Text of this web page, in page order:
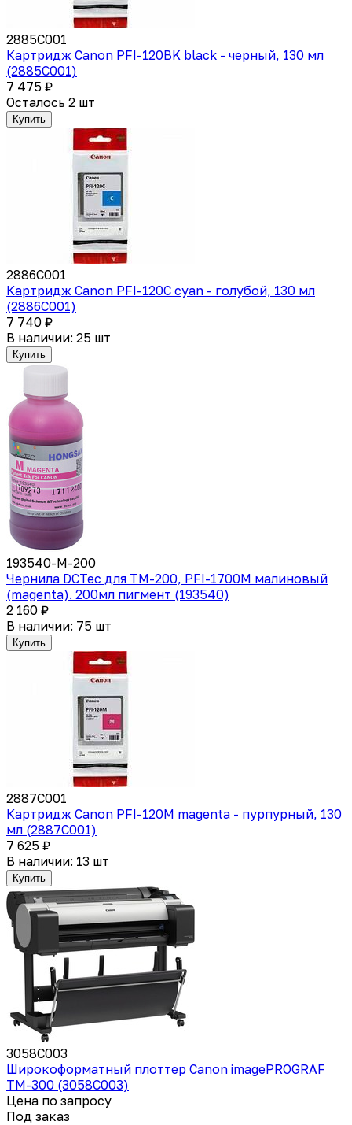
2885C001
Картридж Canon PFI-120BK black - черный, 130 мл
(2885C001)
7 475 ₽
Осталось 2 шт
Купить
2886C001
Картридж Canon PFI-120C cyan - голубой, 130 мл
(2886C001)
7 740 ₽
В наличии: 25 шт
Купить
193540-M-200
Чернила DCTec для TM-200, PFI-1700M малиновый
(magenta). 200мл пигмент (193540)
2 160 ₽
В наличии: 75 шт
Купить
2887C001
Картридж Canon PFI-120M magenta - пурпурный, 130
мл (2887C001)
7 625 ₽
В наличии: 13 шт
Купить
3058C003
Широкоформатный плоттер Canon imagePROGRAF
TM-300 (3058C003)
Цена по запросу
Под заказ